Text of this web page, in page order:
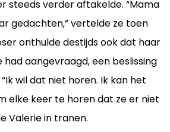
steeds verder aftakelde. “Mama
gedachten,” vertelde ze toen
onthulde destijds ook dat haar
aangevraagd, een beslissing
wil dat niet horen. Ik kan het
elke keer te horen dat ze er niet
Valerie in tranen.